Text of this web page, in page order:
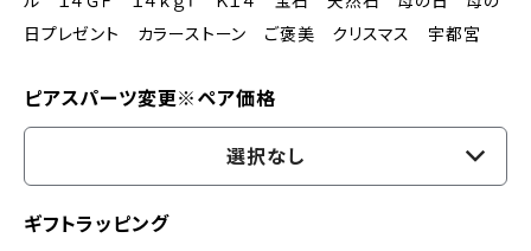
日プレゼント カラーストーン ご褒美 クリスマス 宇都宮
ピアスパーツ変更※ペア価格
選択なし
ギフトラッピング